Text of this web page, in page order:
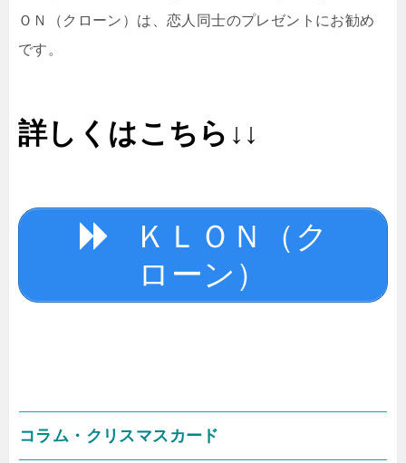
ＯＮ（クローン）は、恋人同士のプレゼントにお勧め
です。
詳しくはこちら↓↓
ＫＬＯＮ（ク
ローン）
コラム・クリスマスカード